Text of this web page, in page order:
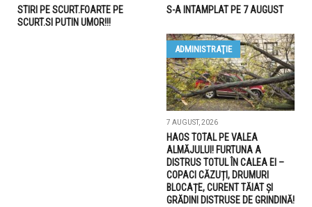
STIRI PE SCURT.FOARTE PE
SCURT.SI PUTIN UMOR!!!
S-A INTAMPLAT PE 7 AUGUST
ADMINISTRAŢIE
7 AUGUST, 2026
HAOS TOTAL PE VALEA
ALMĂJULUI! FURTUNA A
DISTRUS TOTUL ÎN CALEA EI –
COPACI CĂZUȚI, DRUMURI
BLOCAȚE, CURENT TĂIAT ȘI
GRĂDINI DISTRUSE DE GRINDINĂ!